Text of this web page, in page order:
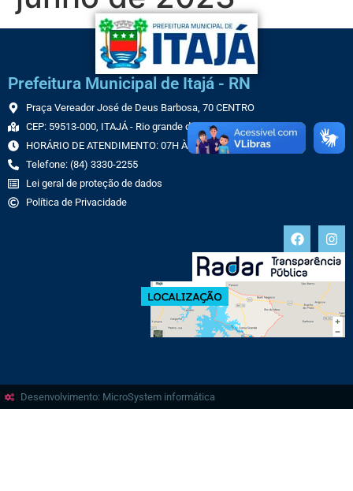
Prefeitura Municipal de Itajá - RN
Praça Vereador José de Deus Barbosa, 70 CENTRO
CEP: 59513-000, ITAJÁ - Rio grande do Norte
HORÁRIO DE ATENDIMENTO: 07H ÀS 13H
Telefone: (84) 3330-2255
Lei geral de proteção de dados
Política de Privacidade
Desenvolvimento: MicroSystem informática